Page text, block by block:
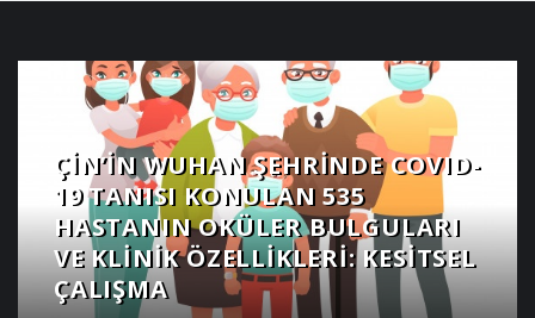
ÇIN’IN WUHAN ŞEHRINDE COVID-
19 TANISI KONULAN 535
HASTANIN OKÜLER BULGULARI
VE KLINIK ÖZELLIKLERI: KESITSEL
ÇALIŞMA